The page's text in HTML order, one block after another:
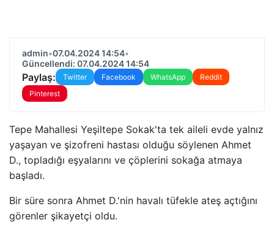
admin•07.04.2024 14:54•
Güncellendi: 07.04.2024 14:54
Paylaş: Twitter Facebook WhatsApp
Reddit
Pinterest
Tepe Mahallesi Yeşiltepe Sokak'ta tek aileli evde yalnız
yaşayan ve şizofreni hastası olduğu söylenen Ahmet
D., topladığı eşyalarını ve çöplerini sokağa atmaya
başladı.
Bir süre sonra Ahmet D.'nin havalı tüfekle ateş açtığını
görenler şikayetçi oldu.